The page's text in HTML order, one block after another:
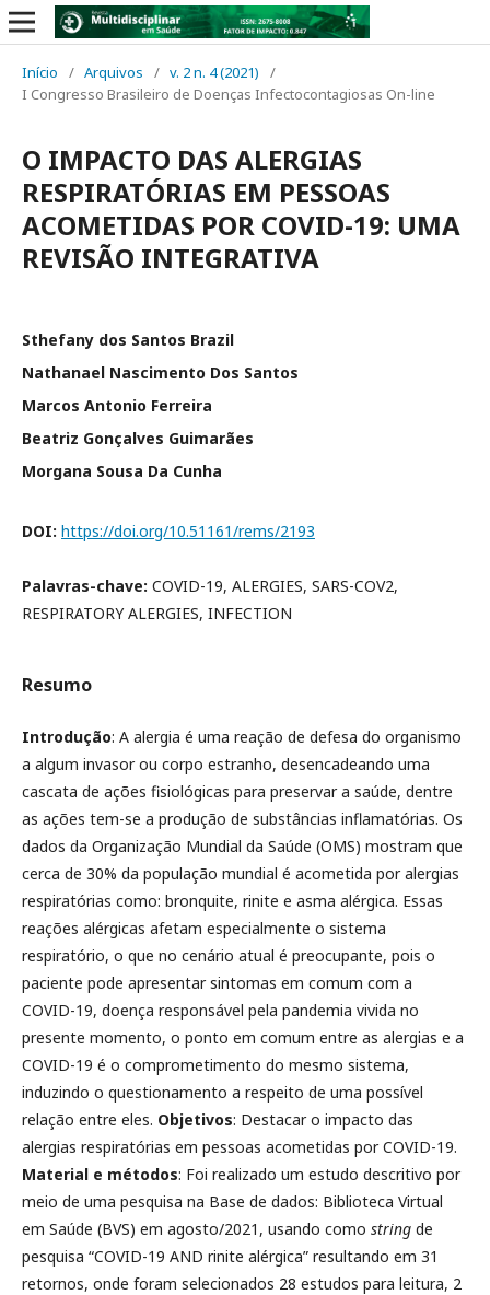
Início / Arquivos / v. 2 n. 4 (2021)
/
I Congresso Brasileiro de Doenças Infectocontagiosas On-line
O IMPACTO DAS ALERGIAS
RESPIRATÓRIAS EM PESSOAS
ACOMETIDAS POR COVID-19: UMA
REVISÃO INTEGRATIVA
Sthefany dos Santos Brazil
Nathanael Nascimento Dos Santos
Marcos Antonio Ferreira
Beatriz Gonçalves Guimarães
Morgana Sousa Da Cunha
DOI: https://doi.org/10.51161/rems/2193
Palavras-chave: COVID-19, ALERGIES, SARS-COV2,
RESPIRATORY ALERGIES, INFECTION
Resumo
Introdução: A alergia é uma reação de defesa do organismo
a algum invasor ou corpo estranho, desencadeando uma
cascata de ações fisiológicas para preservar a saúde, dentre
as ações tem-se a produção de substâncias inflamatórias. Os
dados da Organização Mundial da Saúde (OMS) mostram que
cerca de 30% da população mundial é acometida por alergias
respiratórias como: bronquite, rinite e asma alérgica. Essas
reações alérgicas afetam especialmente o sistema
respiratório, o que no cenário atual é preocupante, pois o
paciente pode apresentar sintomas em comum com a
COVID-19, doença responsável pela pandemia vivida no
presente momento, o ponto em comum entre as alergias e a
COVID-19 é o comprometimento do mesmo sistema,
induzindo o questionamento a respeito de uma possível
relação entre eles. Objetivos: Destacar o impacto das
alergias respiratórias em pessoas acometidas por COVID-19.
Material e métodos: Foi realizado um estudo descritivo por
meio de uma pesquisa na Base de dados: Biblioteca Virtual
em Saúde (BVS) em agosto/2021, usando como string de
pesquisa “COVID-19 AND rinite alérgica” resultando em 31
retornos, onde foram selecionados 28 estudos para leitura, 2